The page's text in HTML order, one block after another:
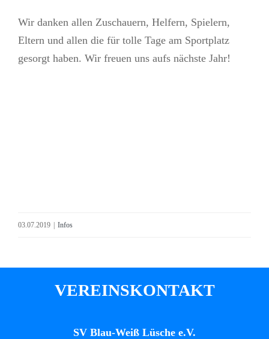
Wir danken allen Zuschauern, Helfern, Spielern,
Eltern und allen die für tolle Tage am Sportplatz
gesorgt haben. Wir freuen uns aufs nächste Jahr!
03.07.2019 | Infos
VEREINSKONTAKT
SV Blau-Weiß Lüsche e.V.